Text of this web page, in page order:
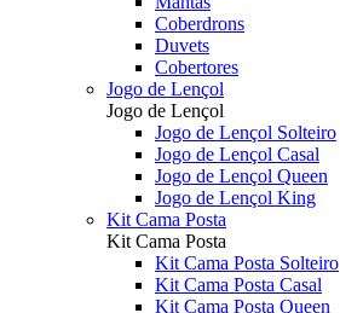
Coberdrons
Duvets
Cobertores
Jogo de Lençol
Jogo de Lençol
Jogo de Lençol Solteiro
Jogo de Lençol Casal
Jogo de Lençol Queen
Jogo de Lençol King
Kit Cama Posta
Kit Cama Posta
Kit Cama Posta Solteiro
Kit Cama Posta Casal
Kit Cama Posta Queen